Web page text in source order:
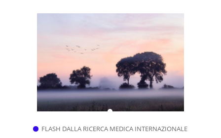
FLASH DALLA RICERCA MEDICA INTERNAZIONALE